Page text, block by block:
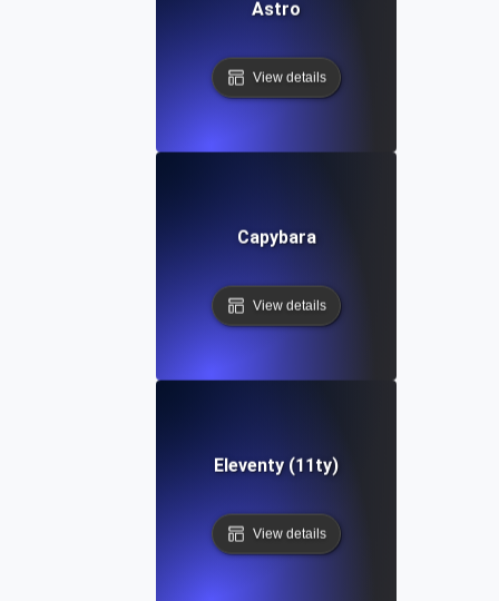
Astro
View details
Capybara
View details
Eleventy (11ty)
View details